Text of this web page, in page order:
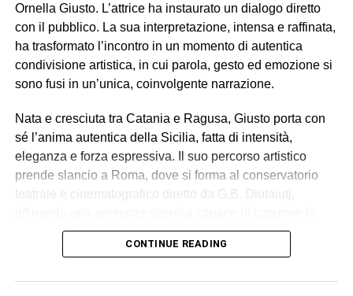
Ornella Giusto. L’attrice ha instaurato un dialogo diretto
con il pubblico. La sua interpretazione, intensa e raffinata,
ha trasformato l’incontro in un momento di autentica
condivisione artistica, in cui parola, gesto ed emozione si
sono fusi in un’unica, coinvolgente narrazione.
Nata e cresciuta tra Catania e Ragusa, Giusto porta con
sé l’anima autentica della Sicilia, fatta di intensità,
eleganza e forza espressiva. Il suo percorso artistico
prende slancio a Roma, dove si forma al conservatorio
teatrale e cinematografico diretto da G.B. Diotaiutj,
sguardo e lasciare il segno.
entra in una produzione legata a Mel Gibson. Nel 2005
CONTINUE READING